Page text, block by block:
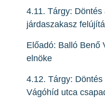
4.11. Tárgy:
járdaszakasz
Előadó: Balló Benő
elnöke
4.12. Tárgy:
Vágóhíd utca